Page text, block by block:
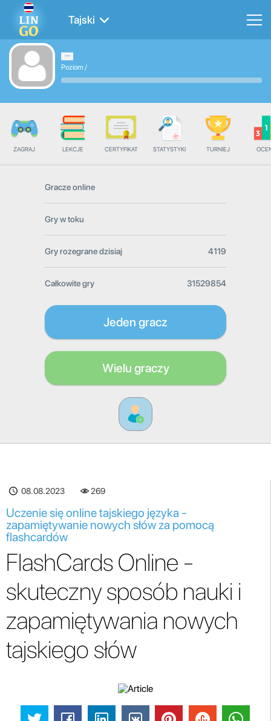
Tajski
Poziom /
ZAGRAJ LEKCJE CERTYFIKAT STATYSTYKI TURNIEJ
Gracze online
Gry w toku
Gry rozegrane dzisiaj 4119
Całkowite gry 31529854
Jeden gracz
Wielu graczy
08.08.2023 269
Uczenie się online tajskiego języka -
zapamiętywanie nowych słów za pomocą
flashcardów
FlashCards Online -
skuteczny sposób nauki i
zapamiętywania nowych
tajskiego słów